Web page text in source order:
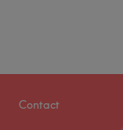
Geef jezelf een
Contact